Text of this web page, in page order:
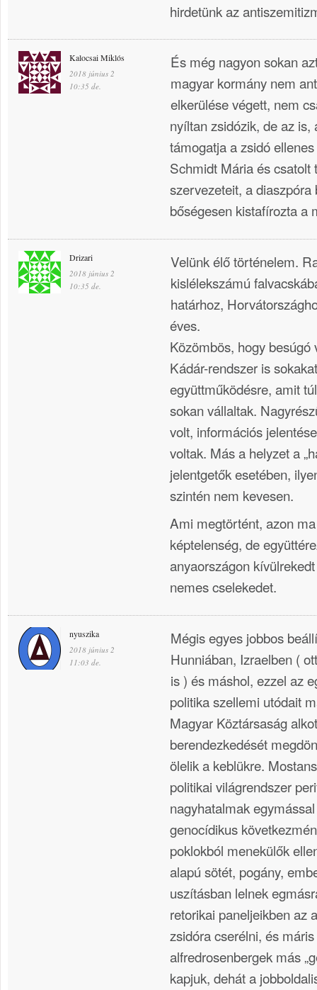
hirdetünk az
Kalocsai Miklós
2018 június 2
10:35 de.
És még nagyon sokan
magyar kormány nem
elkerülése végett, nem
nyíltan zsidózik, de az is,
támogatja a zsidó
Schmidt Mária és csatolt
szervezeteit, a
bőségesen kistafírozta a
Drizari
2018 június 2
10:35 de.
Velünk élő történelem.
kislélekszámú
határhoz,
éves.
Közömbös, hogy besúgó
Kádár-rendszer is
együttműködésre, amit
sokan vállaltak.
volt, információs
voltak. Más a helyzet a
jelentgetők esetében,
szintén nem kevesen.
Ami megtörtént, azon
képtelenség, de
anyaországon
nemes cselekedet.
nyuszika
2018 június 2
11:03 de.
Mégis egyes jobbos
Hunniában, Izraelben (
is ) és máshol, ezzel az
politika szellemi utódait
Magyar Köztársaság
berendezkedését
ölelik a keblükre.
politikai világrendszer
nagyhatalmak
genocídikus
poklokból menekülők
alapú sötét, pogány,
uszításban lelnek
retorikai paneljeikben az
zsidóra cserélni, és
alfredrosenbergek más
kapjuk, dehát a